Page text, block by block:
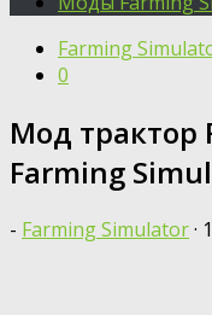
Farming
0
Мод трактор
Farming
- Farming Simulator·